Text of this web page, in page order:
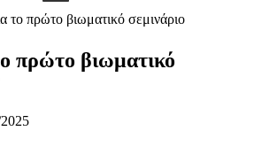
το πρώτο βιωματικό σεμινάριο
πρώτο βιωματικό